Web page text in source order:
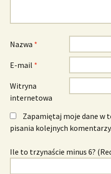
Nazwa *
E-mail *
Witryna
internetowa
Zapamiętaj moje dane w
pisania kolejnych komentarzy.
Ile to trzynaście minus 6?